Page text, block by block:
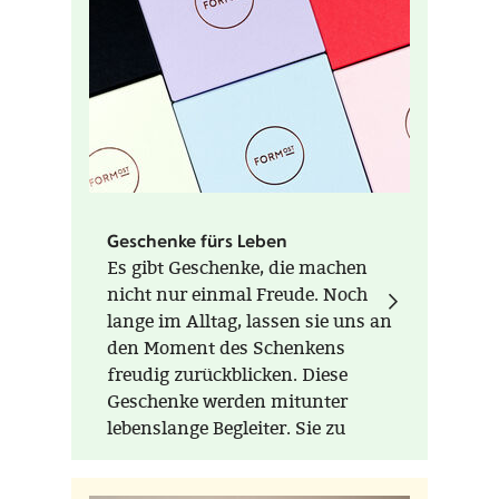
Deutschland, Erzgebirge
handgefertigt in 5. Schreinergeneration 2x
geschliffen 2x mit natürlichem Hartwachsöl Wasser-
und Abriebsfest veredelt Glaserhandwerk mit
hochwertigem Kantenschliff aus der Region zudem
handgenähte Filztaschen aus der Region
Geschenke fürs Leben
Es gibt Geschenke, die machen
nicht nur einmal Freude. Noch
lange im Alltag, lassen sie uns an
den Moment des Schenkens
freudig zurückblicken. Diese
Geschenke werden mitunter
lebenslange Begleiter. Sie zu
Generationen später sind sie